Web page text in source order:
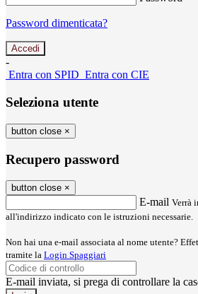
Password dimenticata?
-
Entra con SPID Entra con CIE
Seleziona utente
button close ×
Recupero password
button close ×
E-mail Verrà
all'indirizzo indicato con le istruzioni necessarie.
Non hai una e-mail associata al nome utente?
tramite la Login Spaggiari
E-mail inviata, si prega di controllare la